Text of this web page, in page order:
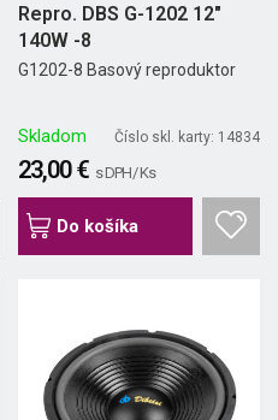
Repro. DBS G-1202 12"
140W -8
G1202-8 Basový reproduktor
Skladom Číslo skl. karty: 14834
23,00 € s DPH/ Ks
Do košíka